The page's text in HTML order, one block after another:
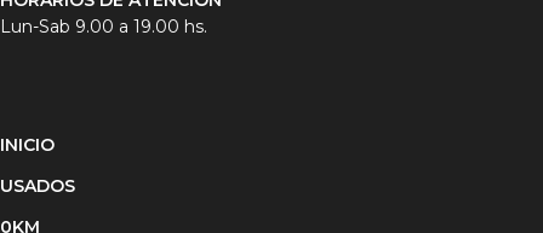
Lun-Sab 9.00 a 19.00 hs.
INICIO
USADOS
0KM